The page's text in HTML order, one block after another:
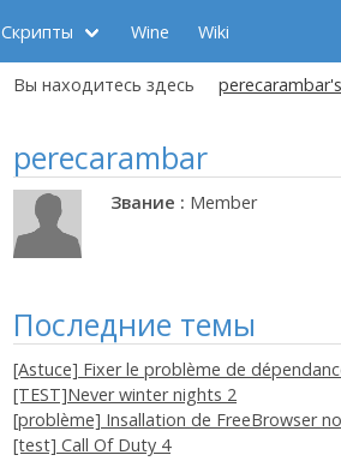
Скрипты Wine Wiki
Вы находитесь здесь
perecarambar
Звание : Member
Последние темы
[Astuce] Fixer le problème de
[TEST]Never winter nights 2
[problème] Insallation de FreeBrowser
[test] Call Of Duty 4